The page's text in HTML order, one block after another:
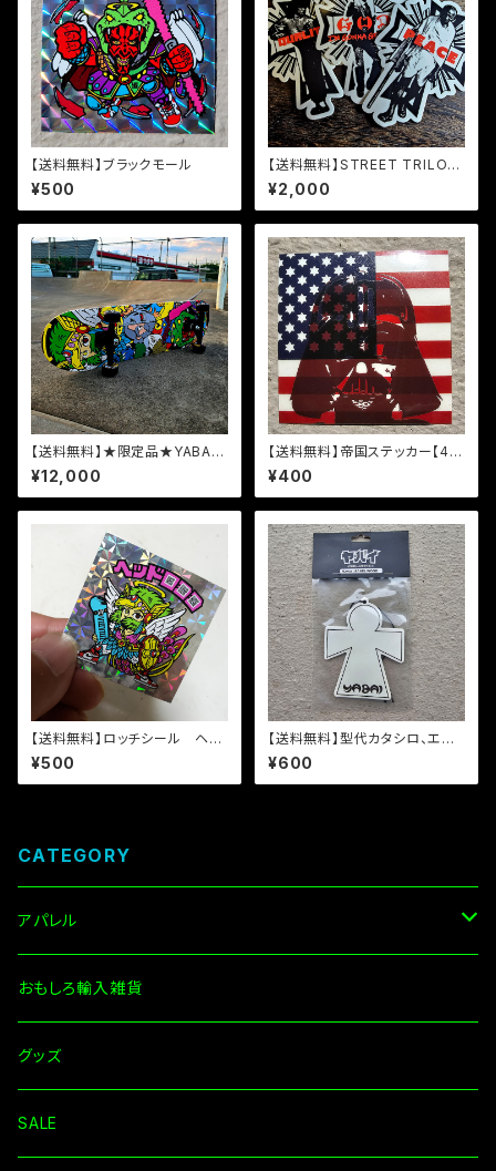
【送料無料】ブラックモール
¥500
【送料無料】STREET TRILOG
Y “PIECE OF MIND”【3枚組ス
テッカーパック】
¥2,000
【送料無料】★限定品★YABAI
スケートボード 8.5インチ【箱付
き】
¥12,000
【送料無料】帝国ステッカー【48
mm x 48mm】
¥400
【送料無料】ロッチシール ヘッ
ドロロロ【OG復刻】
¥500
【送料無料】型代カタシロ、エア
フレッシュナー【サンダルウッド】
¥600
CATEGORY
アパレル
Tシャツ
長袖
その他
おもしろ輸入雑貨
グッズ
SALE